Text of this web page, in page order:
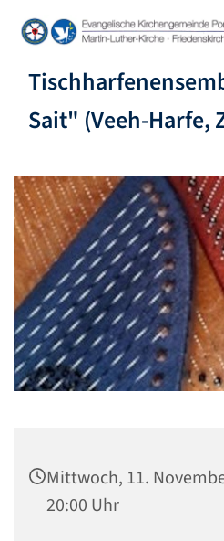
Sait" (Veeh-Harfe,
Mittwoch, 11.
20:00 Uhr